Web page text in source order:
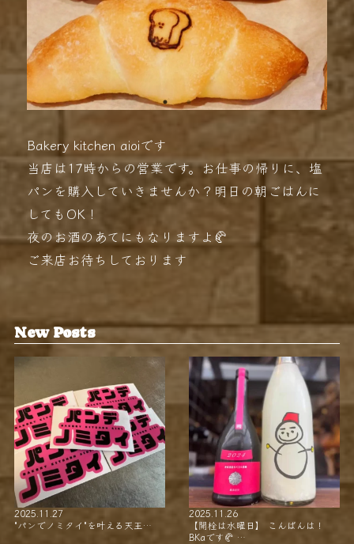
Bakery kitchen aioiです
当店は17時からの営業です。お仕事の帰りに、塩
パンを購入していきませんか？明日の朝ごはんに
してもOK！
夜のお酒のあてにもなりますよ🥐
ご来店お待ちしております
New Posts
2025.11.27
"パンでノミタイ"を叶える天王…
2025.11.26
【開栓は水曜日】 こんばんは！
BKaです🥐 …